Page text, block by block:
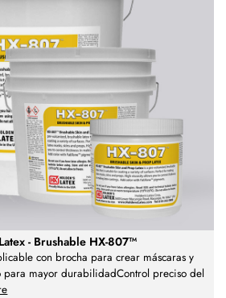
- Brushable HX-807™
con brocha para crear máscaras y
para mayor durabilidadControl preciso del